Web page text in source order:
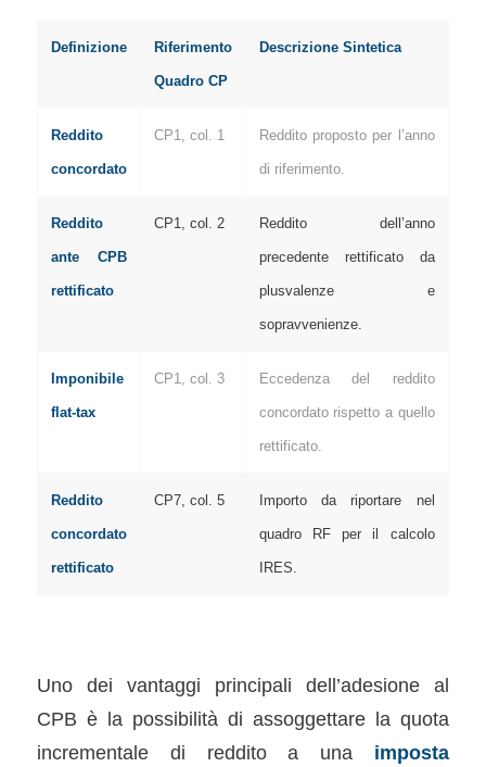
Definizione Riferimento
Quadro CP
Descrizione Sintetica
Reddito
concordato
CP1, col. 1 Reddito proposto per l’anno
di riferimento.
Reddito
ante CPB
rettificato
CP1, col. 2 Reddito dell’anno
precedente rettificato da
plusvalenze e
sopravvenienze.
Imponibile
flat-tax
CP1, col. 3 Eccedenza del reddito
concordato rispetto a quello
rettificato.
Reddito
concordato
rettificato
CP7, col. 5 Importo da riportare nel
quadro RF per il calcolo
IRES.
Uno dei vantaggi principali dell’adesione al
CPB è la possibilità di assoggettare la quota
incrementale di reddito a una imposta